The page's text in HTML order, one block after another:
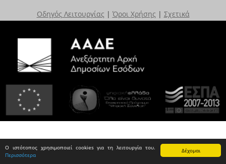
Δέχομαι
Ο ιστότοπος χρησιμοποιεί cookies για τη λειτουργία του.
Περισσότερα
Οδηγός Λειτουργίας | Όροι Χρήσης | Σχετικά